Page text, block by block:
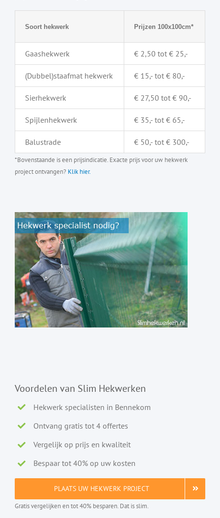
Soort hekwerk Prijzen 100x100cm*
Gaashekwerk € 2,50 tot € 25,-
(Dubbel)staafmat hekwerk € 15,- tot € 80,-
Sierhekwerk € 27,50 tot € 90,-
Spijlenhekwerk € 35,- tot € 65,-
Balustrade € 50,- tot € 300,-
*Bovenstaande is een prijsindicatie. Exacte prijs voor uw hekwerk
project ontvangen? Klik hier.
Voordelen van Slim Hekwerken
Hekwerk specialisten in Bennekom
Ontvang gratis tot 4 offertes
Vergelijk op prijs en kwaliteit
Bespaar tot 40% op uw kosten
PLAATS UW HEKWERK PROJECT
Gratis vergelijken en tot 40% besparen. Dat is slim.